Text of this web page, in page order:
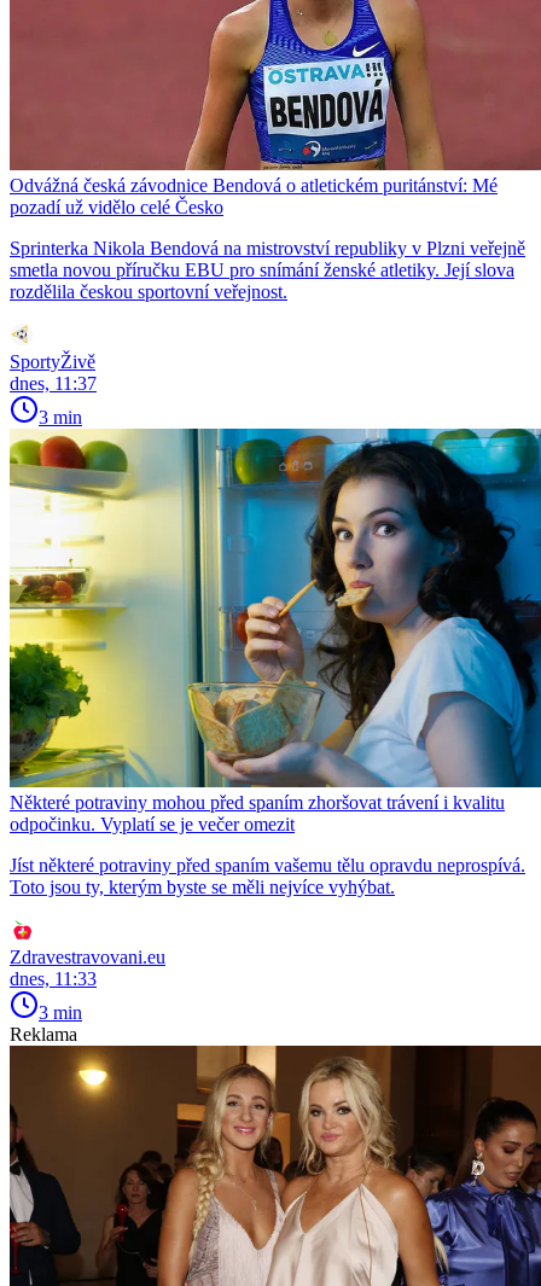
Odvážná česká závodnice Bendová o atletickém puritánství: Mé
pozadí už vidělo celé Česko
Sprinterka Nikola Bendová na mistrovství republiky v Plzni veřejně
smetla novou příručku EBU pro snímání ženské atletiky. Její slova
rozdělila českou sportovní veřejnost.
SportyŽivě
dnes, 11:37
3 min
Některé potraviny mohou před spaním zhoršovat trávení i kvalitu
odpočinku. Vyplatí se je večer omezit
Jíst některé potraviny před spaním vašemu tělu opravdu neprospívá.
Toto jsou ty, kterým byste se měli nejvíce vyhýbat.
Zdravestravovani.eu
dnes, 11:33
3 min
Reklama